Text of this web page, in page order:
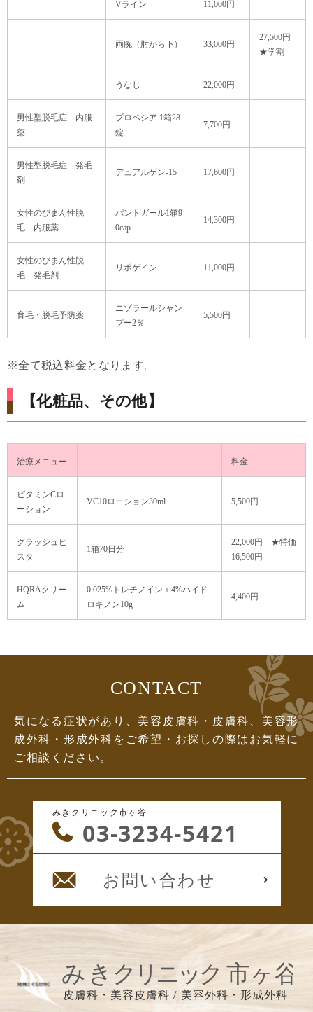
Vライン 11,000円
両腕（肘から下） 33,000円
27,500円
★学割
うなじ 22,000円
男性型脱毛症 内服
薬
プロペシア 1箱28
錠
7,700円
男性型脱毛症 発毛
剤
デュアルゲン-15 17,600円
女性のびまん性脱
毛 内服薬
パントガール1箱9
0cap
14,300円
女性のびまん性脱
毛 発毛剤
リポゲイン 11,000円
育毛・脱毛予防薬
ニゾラールシャン
プー2％
5,500円
※全て税込料金となります。
【化粧品、その他】
治療メニュー 料金
ビタミンCロ
ーション
VC10ローション30ml 5,500円
グラッシュビ
スタ
1箱70日分
22,000円 ★特価
16,500円
HQRAクリー
ム
0.025%トレチノイン＋4%ハイド
ロキノン10g
4,400円
CONTACT
気になる症状があり、美容皮膚科・皮膚科、美容形
成外科・形成外科をご希望・お探しの際はお気軽に
ご相談ください。